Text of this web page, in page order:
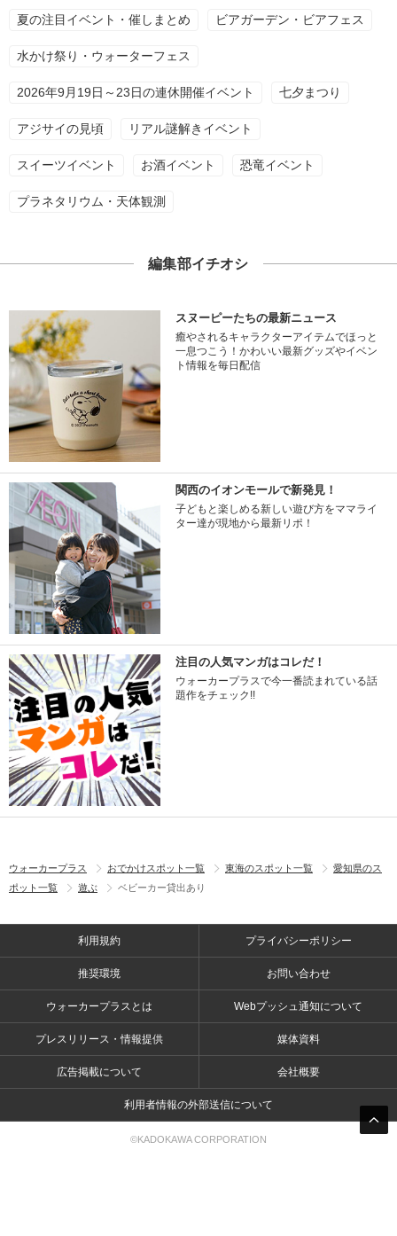
夏の注目イベント・催しまとめ ビアガーデン・ビアフェス
水かけ祭り・ウォーターフェス
2026年9月19日～23日の連休開催イベント 七夕まつり
アジサイの見頃 リアル謎解きイベント
スイーツイベント お酒イベント 恐竜イベント
プラネタリウム・天体観測
編集部イチオシ
スヌーピーたちの最新ニュース
癒やされるキャラクターアイテムでほっと
一息つこう！かわいい最新グッズやイベン
ト情報を毎日配信
関西のイオンモールで新発見！
子どもと楽しめる新しい遊び方をママライ
ター達が現地から最新リポ！
注目の人気マンガはコレだ！
ウォーカープラスで今一番読まれている話
題作をチェック!!
ウォーカープラス おでかけスポット一覧 東海のスポット一覧
愛知県のス
ポット一覧
遊ぶ ベビーカー貸出あり
利用規約 プライバシーポリシー
推奨環境 お問い合わせ
ウォーカープラスとは Webプッシュ通知について
プレスリリース・情報提供 媒体資料
広告掲載について 会社概要
利用者情報の外部送信について
©KADOKAWA CORPORATION